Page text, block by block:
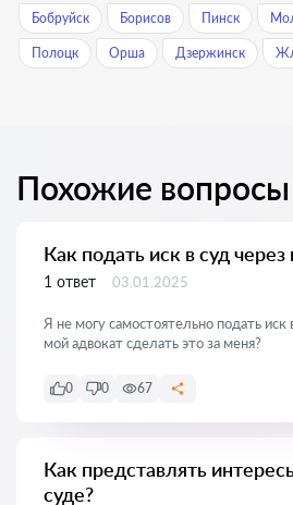
Бобруйск Борисов Пинск
Полоцк Орша Дзержинск
Похожие вопросы
Как подать иск в суд
1 ответ 03.01.2025
Я не могу самостоятельно подать
мой адвокат сделать это за меня?
0 0 67
Как представлять
суде?